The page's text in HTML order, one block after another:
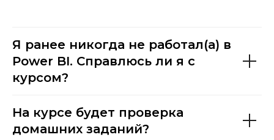
Я ранее никогда не работал(а) в
Power BI. Справлюсь ли я с
курсом?
На курсе будет проверка
домашних заданий?